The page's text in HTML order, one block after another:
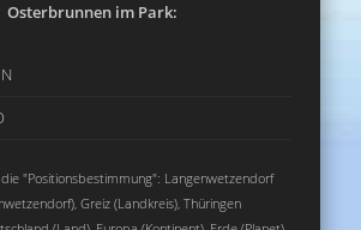
Osterbrunnen im Park:
"Positionsbestimmung": Langenwetzendorf
Greiz (Landkreis), Thüringen